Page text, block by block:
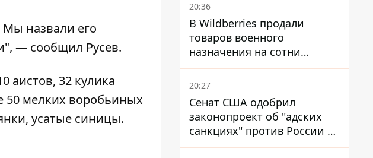
Мы назвали его
— сообщил Русев.
аистов, 32 кулика
50 мелких воробьиных
усатые синицы.
20:36
В Wildberries продали
товаров военного
назначения на сотни
миллионов, но удары ВСУ
изменили ситуацию
20:27
Сенат США одобрил
законопроект об "адских
санкциях" против России и
Ирана